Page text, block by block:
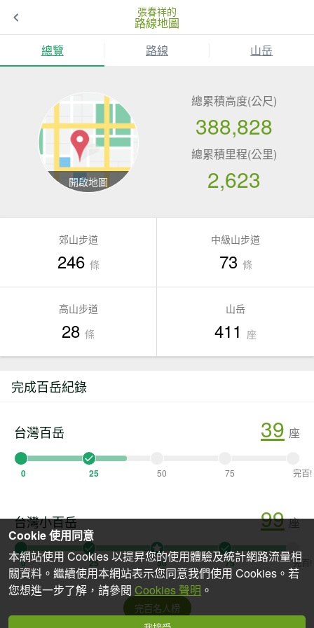
張春祥的
路線地圖
總覽
路線 山岳
總累積高度(公尺)
388,828
總累積里程(公里)
2,623
郊山步道
246 條
中級山步道
73 條
高山步道
28 條
山岳
411 座
完成百岳紀錄
台灣百岳 39 座
0 25 50 75 完百!
台灣小百岳 99 座
0 25 50 75 完百!
完百名人榜
Cookie 使用同意
本網站使用 Cookies 以提昇您的使用體驗及統計網路流量相
關資料。繼續使用本網站表示您同意我們使用 Cookies。若
您想進一步了解，請參閱 Cookies 聲明 。